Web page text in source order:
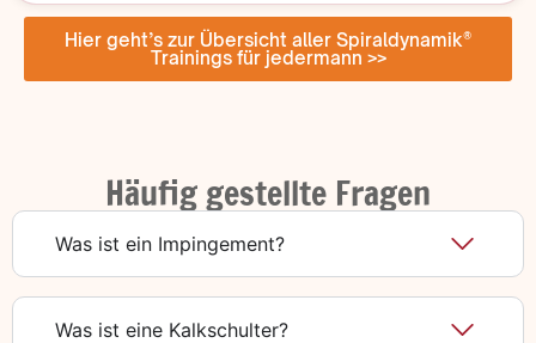
Hier geht’s zur Übersicht aller Spiraldynamik®
Trainings für jedermann >>
Häufig gestellte Fragen
Was ist ein Impingement?
Was ist eine Kalkschulter?